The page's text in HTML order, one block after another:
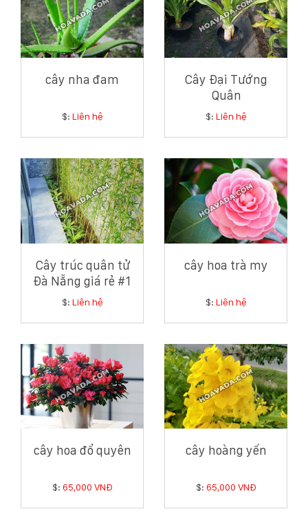
cây nha đam
$: Liên hệ
Cây Đại Tướng
Quân
$: Liên hệ
Cây trúc quân tử
Đà Nẵng giá rẻ #1
$: Liên hệ
cây hoa trà my
$: Liên hệ
cây hoa đổ quyên
$: 65,000 VNĐ
cây hoàng yến
$: 65,000 VNĐ